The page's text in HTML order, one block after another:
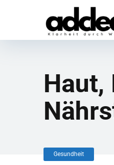
Haut,
Gesundheit